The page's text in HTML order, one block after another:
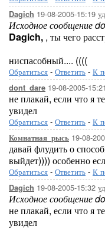
Dagich 19-08-2005-15:19
Исходное сообщение
Dagich, , ты чего
ниспасобный.... ((((
Обратиться - Ответить - К
dont_dare 19-08-2005-15:21
не плакай, если что я
увидел
Обратиться - Ответить - К
Комнатная_рысь 19-08-
давай флудить о
выйдет)))) особенно
Обратиться - Ответить - К
Dagich 19-08-2005-15:32
Исходное сообщение
не плакай, если что я
увидел